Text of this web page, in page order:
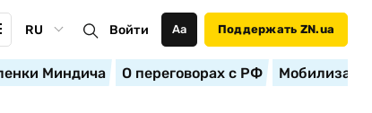
RU Войти Аа Поддержать ZN.ua
Миндича О переговорах с РФ